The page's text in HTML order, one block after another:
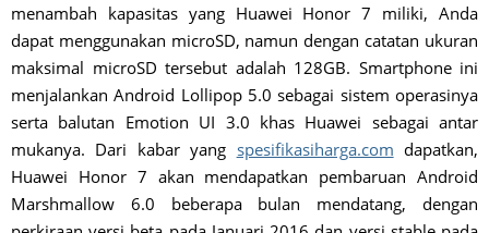
menambah kapasitas yang Huawei Honor 7 miliki, Anda
dapat menggunakan microSD, namun dengan catatan ukuran
maksimal microSD tersebut adalah 128GB. Smartphone ini
menjalankan Android Lollipop 5.0 sebagai sistem operasinya
serta balutan Emotion UI 3.0 khas Huawei sebagai antar
mukanya. Dari kabar yang spesifikasiharga.com dapatkan,
Huawei Honor 7 akan mendapatkan pembaruan Android
Marshmallow 6.0 beberapa bulan mendatang, dengan